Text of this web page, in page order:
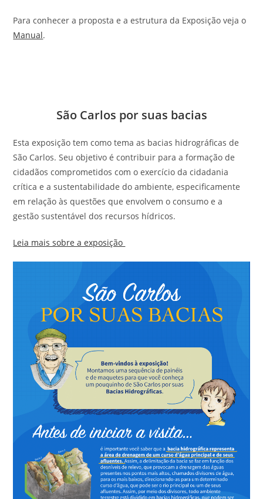
Para conhecer a proposta e a estrutura da Exposição veja o
Manual.
São Carlos por suas bacias
Esta exposição tem como tema as bacias hidrográficas de
São Carlos. Seu objetivo é contribuir para a formação de
cidadãos comprometidos com o exercício da cidadania
crítica e a sustentabilidade do ambiente, especificamente
em relação às questões que envolvem o consumo e a
gestão sustentável dos recursos hídricos.
Leia mais sobre a exposição